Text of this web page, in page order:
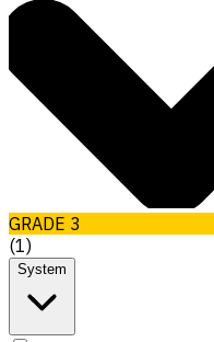
GRADE 3
(1)
System